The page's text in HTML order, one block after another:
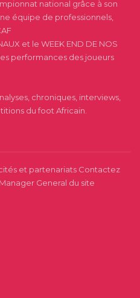
national grâce à son
équipe de professionnels,
et le WEEK END DE NOS
performances des joueurs
chroniques, interviews,
du foot Africain.
et partenariats Contactez
General du site